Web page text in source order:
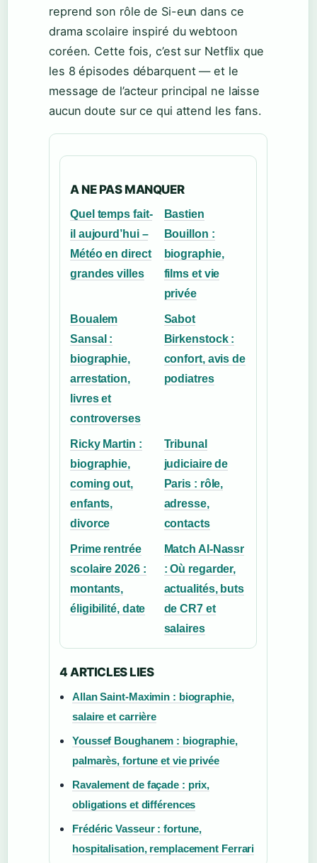
reprend son rôle de Si-eun dans ce
drama scolaire inspiré du webtoon
coréen. Cette fois, c’est sur Netflix que
les 8 épisodes débarquent — et le
message de l’acteur principal ne laisse
aucun doute sur ce qui attend les fans.
A NE PAS MANQUER
Quel temps fait-
il aujourd’hui –
Météo en direct
grandes villes
Bastien
Bouillon :
biographie,
films et vie
privée
Boualem
Sansal :
biographie,
arrestation,
livres et
controverses
Sabot
Birkenstock :
confort, avis de
podiatres
Ricky Martin :
biographie,
coming out,
enfants,
divorce
Tribunal
judiciaire de
Paris : rôle,
adresse,
contacts
Prime rentrée
scolaire 2026 :
montants,
éligibilité, date
Match Al-Nassr
: Où regarder,
actualités, buts
de CR7 et
salaires
4 ARTICLES LIES
Allan Saint-Maximin : biographie,
salaire et carrière
Youssef Boughanem : biographie,
palmarès, fortune et vie privée
Ravalement de façade : prix,
obligations et différences
Frédéric Vasseur : fortune,
hospitalisation, remplacement Ferrari